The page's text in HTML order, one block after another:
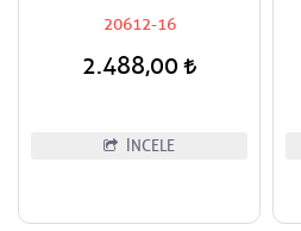
RR,Fireblade,CRF 1000
Africa Twin,XL 1000 V
Varadero,CMX 1100
20612-16
2.488,00
İNCELE